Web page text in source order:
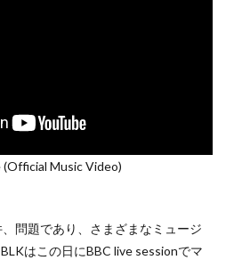
Music Video)
問題であり、さまざまなミュージ
はこの日にBBC live sessionでマ